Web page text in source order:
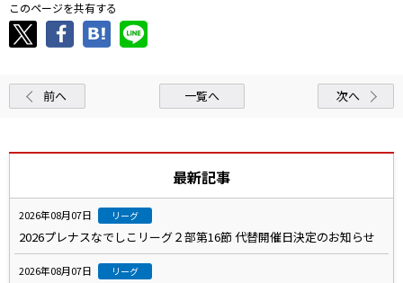
このページを共有する
前へ 一覧へ 次へ
最新記事
2026年08月07日 リーグ
2026プレナスなでしこリーグ２部第16節 代替開催日決定のお知らせ
2026年08月07日 リーグ